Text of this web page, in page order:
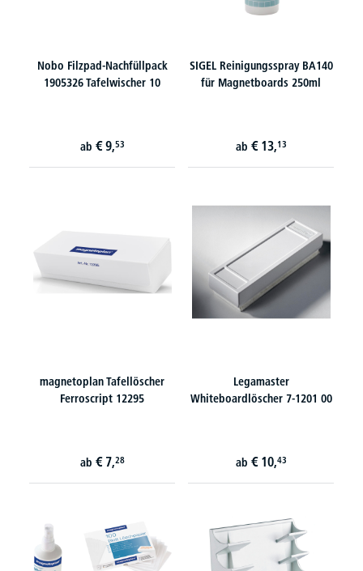
Nobo Filzpad-Nachfüllpack
1905326 Tafelwischer 10
ab € 9,53
SIGEL Reinigungsspray BA140
für Magnetboards 250ml
ab € 13,13
magnetoplan Tafellöscher
Ferroscript 12295
ab € 7,28
Legamaster
Whiteboardlöscher 7-1201 00
ab € 10,43